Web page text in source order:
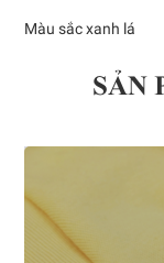
Màu sắc xanh lá
SẢN